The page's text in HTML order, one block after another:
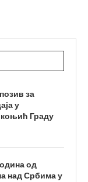
за
у
Граду
од
над Србима у